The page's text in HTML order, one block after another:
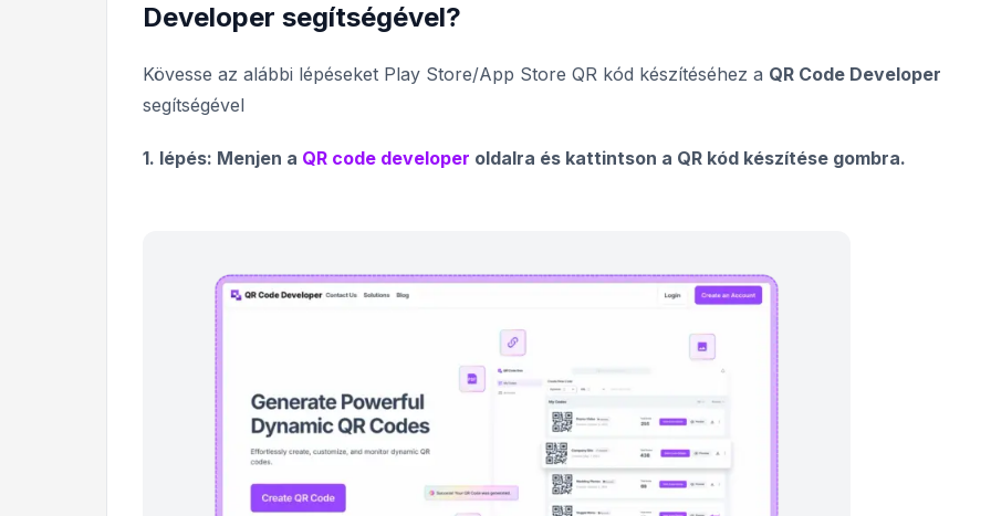
Developer segítségével?
Kövesse az alábbi lépéseket Play Store/App Store QR kód készítéséhez a QR Code Developer
segítségével
1. lépés: Menjen a QR code developer oldalra és kattintson a QR kód készítése gombra.